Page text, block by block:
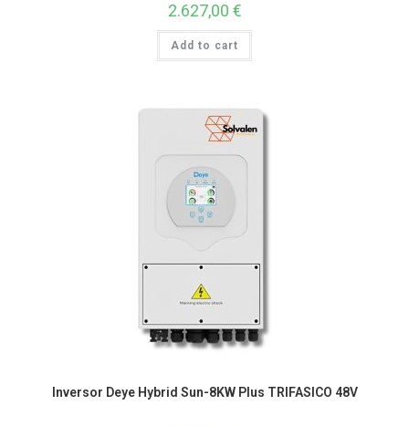
2.627,00 €
Add to cart
Inversor Deye Hybrid Sun-8KW Plus TRIFASICO 48V